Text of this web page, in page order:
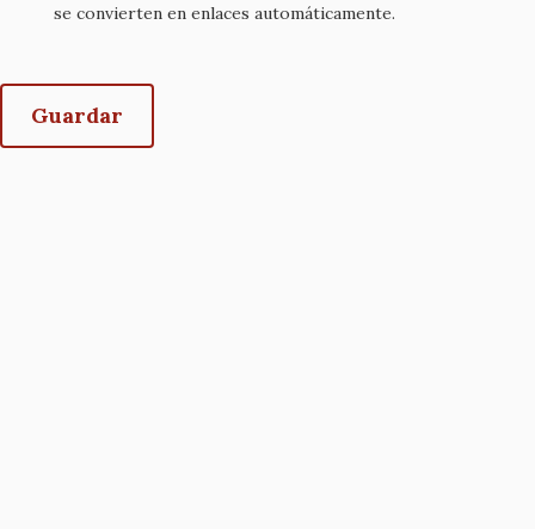
se convierten en enlaces automáticamente.